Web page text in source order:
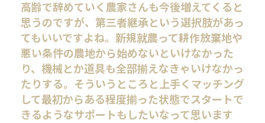
高齢で辞めていく農家さんも今後増えてくると
思うのですが、第三者継承という選択肢があっ
てもいいですよね。新規就農って耕作放棄地や
悪い条件の農地から始めないといけなかった
り、機械とか道具も全部揃えなきゃいけなかっ
たりする。そういうところと上手くマッチング
して最初からある程度揃った状態でスタートで
きるようなサポートもしたいなって思います